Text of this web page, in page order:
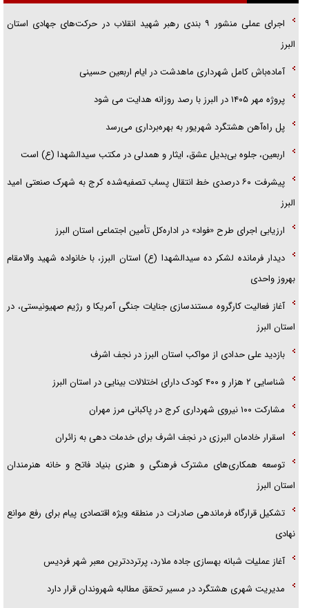
گفتگوی دکتر اخوان مدیرمسئول روزنامه جوان با برنامه تلویزیونی «نبرد
هرمز»
اجرای عملی منشور ۹ بندی رهبر شهید انقلاب در حرکت‌های جهادی استان
البرز
آماده‌باش کامل شهرداری ماهدشت در ایام اربعین حسینی
پروژه مهر ۱۴۰۵ در البرز با رصد روزانه هدایت می شود
پل راه‌آهن هشتگرد شهریور به بهره‌برداری می‌رسد
اربعین، جلوه بی‌بدیل عشق، ایثار و همدلی در مکتب سیدالشهدا (ع) است
پیشرفت ۶۰ درصدی خط انتقال پساب تصفیه‌شده کرج به شهرک صنعتی امید
البرز
ارزیابی اجرای طرح «فواد» در اداره‌کل تأمین اجتماعی استان البرز
دیدار فرمانده لشکر ده سیدالشهدا (ع) استان البرز، با خانواده شهید والامقام
بهروز واحدی
آغاز فعالیت کارگروه مستندسازی جنایات جنگی آمریکا و رژیم صهیونیستی، در
استان البرز
بازدید علی حدادی از مواکب استان البرز در نجف اشرف
شناسایی ۲ هزار و ۴۰۰ کودک دارای اختلالات بینایی در استان البرز
مشارکت ۱۰۰ نیروی شهرداری کرج در پاکبانی مرز مهران
اسقرار خادمان البرزی در نجف اشرف برای خدمات دهی به زائران
توسعه همکاری‌های مشترک فرهنگی و هنری بنیاد فاتح و خانه هنرمندان
استان البرز
تشکیل قرارگاه فرماندهی صادرات در منطقه ویژه اقتصادی پیام برای رفع موانع
نهادی
آغاز عملیات شبانه بهسازی جاده ملارد، پرترددترین معبر شهر فردیس
مدیریت شهری هشتگرد در مسیر تحقق مطالبه شهروندان قرار دارد